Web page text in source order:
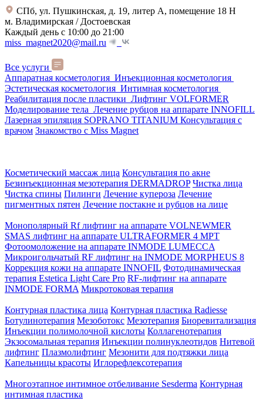
СПб, ул. Пушкинская, д. 19, литер А, помещение 18 Н
м. Владимирская / Достоевская
Каждый день с 10:00 до 21:00
miss_magnet2020@mail.ru
Все услуги
Аппаратная косметология Инъекционная косметология
Эстетическая косметология Интимная косметология
Реабилитация после пластики Лифтинг VOLFORMER
Моделирование тела Лечение рубцов на аппарате INNOFILL
Лазерная эпиляция SOPRANO TITANIUM Консультация с
врачом Знакомство с Miss Magnet
Косметический массаж лица Консультация по акне
Безинъекционная мезотерапия DERMADROP Чистка лица
Чистка спины Пилинги Лечение купероза Лечение
пигментных пятен Лечение постакне и рубцов на лице
Монополярный Rf лифтинг на аппарате VOLNEWMER
SMAS лифтинг на аппарате ULTRAFORMER 4 MРТ
Фотоомоложение на аппарате INMODE LUMECCA
Микроигольчатый RF лифтинг на INMODE MORPHEUS 8
Коррекция кожи на аппарате INNOFIL Фотодинамическая
терапия Estetica Light Care Pro RF-лифтинг на аппарате
INMODE FORMA Микротоковая терапия
Контурная пластика лица Контурная пластика Radiesse
Ботулинотерапия Мезоботокс Мезотерапия Биоревитализация
Инъекции полимолочной кислоты Коллагенотерапия
Экзосомальная терапия Инъекции полинуклеотидов Нитевой
лифтинг Плазмолифтинг Мезонити для подтяжки лица
Капельницы красоты Иглорефлексотерапия
Многоэтапное интимное отбеливание Sesderma Контурная
интимная пластика